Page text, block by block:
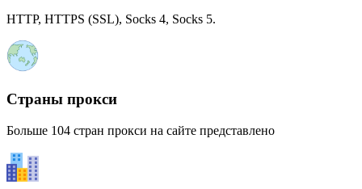
HTTP, HTTPS (SSL), Socks 4, Socks 5.
Страны прокси
Больше 104 стран прокси на сайте представлено